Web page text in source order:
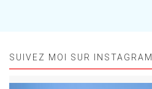
SUIVEZ MOI SUR INSTAGRAM